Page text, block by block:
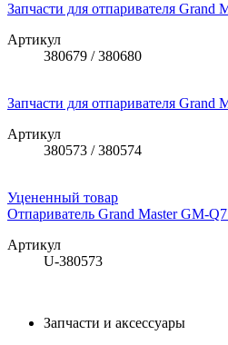
Запчасти для отпаривателя Grand
Артикул
380679 / 380680
Запчасти для отпаривателя Grand
Артикул
380573 / 380574
Уцененный товар
Отпариватель Grand Master GM-
Артикул
U-380573
Запчасти и аксессуары